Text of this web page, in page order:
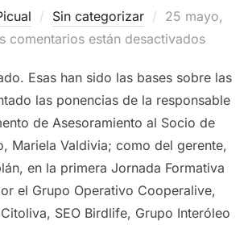
Sin categorizar
Publicado
el
25 mayo,
comentarios están desactivados
Esas han sido las bases sobre las
las ponencias de la responsable
de Asesoramiento al Socio de
Mariela Valdivia; como del gerente,
en la primera Jornada Formativa
el Grupo Operativo Cooperalive,
SEO Birdlife, Grupo Interóleo